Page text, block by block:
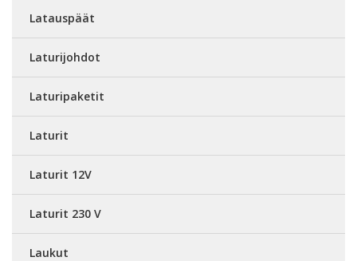
Latauspäät
Laturijohdot
Laturipaketit
Laturit
Laturit 12V
Laturit 230 V
Laukut